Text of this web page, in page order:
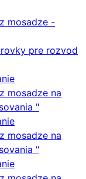
mosadze -
pre rozvod
mosadze na
"
mosadze na
"